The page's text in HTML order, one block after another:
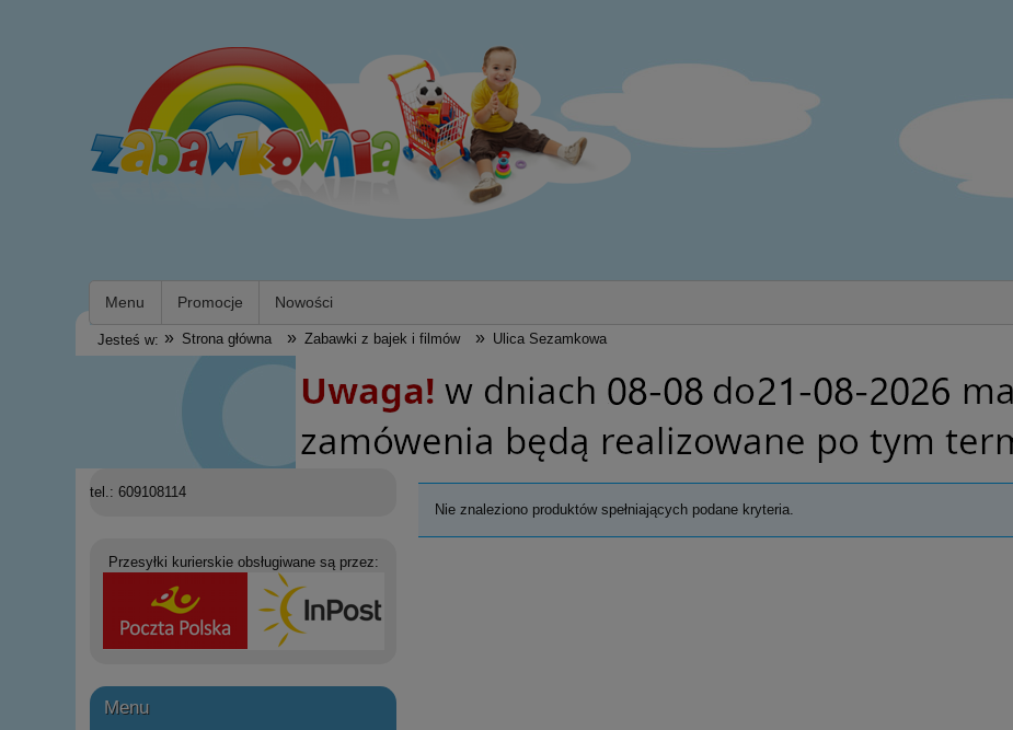
Menu Promocje Nowości
Jesteś w: » Strona główna » Zabawki z bajek i filmów » Ulica Sezamkowa
tel.: 609108114
Przesyłki kurierskie obsługiwane są przez:
Menu
Nie znaleziono produktów spełniających podane kryteria.